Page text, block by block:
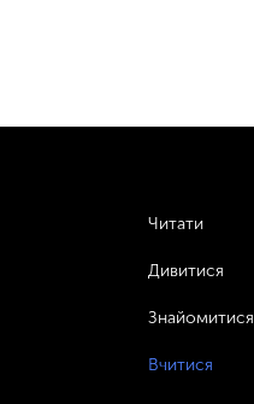
Читати
Дивитися
Знайомитися
Вчитися